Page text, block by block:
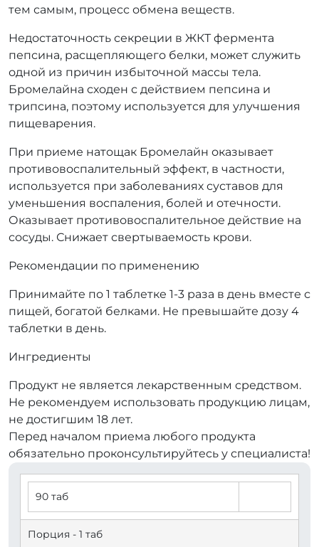
тем самым, процесс обмена веществ.
Недостаточность секреции в ЖКТ фермента
пепсина, расщепляющего белки, может служить
одной из причин избыточной массы тела.
Бромелайна сходен с действием пепсина и
трипсина, поэтому используется для улучшения
пищеварения.
При приеме натощак Бромелайн оказывает
противовоспалительный эффект, в частности,
используется при заболеваниях суставов для
уменьшения воспаления, болей и отечности.
Оказывает противовоспалительное действие на
сосуды. Снижает свертываемость крови.
Рекомендации по применению
Принимайте по 1 таблетке 1-3 раза в день вместе с
пищей, богатой белками. Не превышайте дозу 4
таблетки в день.
Ингредиенты
Продукт не является лекарственным средством.
Не рекомендуем использовать продукцию лицам,
не достигшим 18 лет.
Перед началом приема любого продукта
обязательно проконсультируйтесь у специалиста!
90 таб
Порция - 1 таб